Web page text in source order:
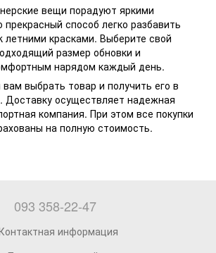
вещи порадуют яркими
способ легко разбавить
летними красками. Выберите свой
размер обновки и
нарядом каждый день.
выбрать товар и получить его в
Доставку осуществляет надежная
компания. При этом все покупки
на полную стоимость.
093 358-22-47
информация